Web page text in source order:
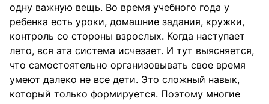
одну важную вещь. Во время учебного года у
ребенка есть уроки, домашние задания, кружки,
контроль со стороны взрослых. Когда наступает
лето, вся эта система исчезает. И тут выясняется,
что самостоятельно организовывать свое время
умеют далеко не все дети. Это сложный навык,
который только формируется. Поэтому многие